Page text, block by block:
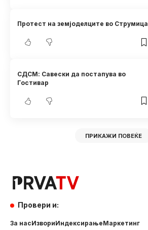
Протест на земјоделците во Струмица
СДСМ: Савески да постапува во
Гостивар
ПРИКАЖИ ПОВЕЌЕ
Провери и:
За насИзвориИндексирањеМаркетинг